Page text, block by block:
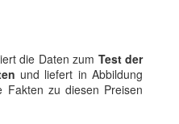
die Daten zum Test der
und liefert in Abbildung
Fakten zu diesen Preisen